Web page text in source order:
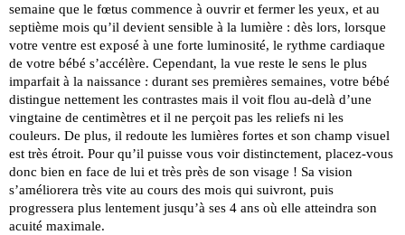
semaine que le fœtus commence à ouvrir et fermer les yeux, et au
septième mois qu’il devient sensible à la lumière : dès lors, lorsque
votre ventre est exposé à une forte luminosité, le rythme cardiaque
de votre bébé s’accélère. Cependant, la vue reste le sens le plus
imparfait à la naissance : durant ses premières semaines, votre bébé
distingue nettement les contrastes mais il voit flou au-delà d’une
vingtaine de centimètres et il ne perçoit pas les reliefs ni les
couleurs. De plus, il redoute les lumières fortes et son champ visuel
est très étroit. Pour qu’il puisse vous voir distinctement, placez-vous
donc bien en face de lui et très près de son visage ! Sa vision
s’améliorera très vite au cours des mois qui suivront, puis
progressera plus lentement jusqu’à ses 4 ans où elle atteindra son
acuité maximale.